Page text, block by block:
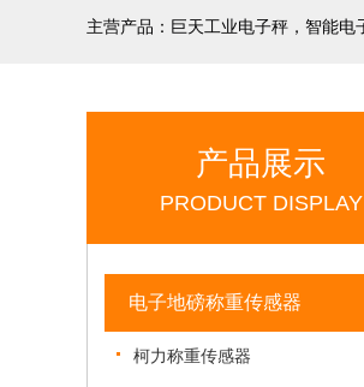
产品展示
PRODUCT DISPLAY
电子地磅称重传感器
柯力称重传感器